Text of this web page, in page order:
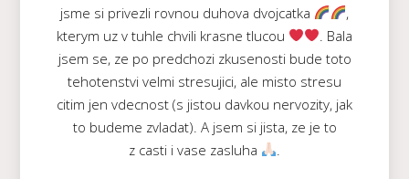
jsme si privezli rovnou duhova dvojcatka
,
kterym uz v tuhle chvili krasne tlucou
. Bala
jsem se, ze po predchozi zkusenosti bude toto
tehotenstvi velmi stresujici, ale misto stresu
citim jen vdecnost (s jistou davkou nervozity, jak
to budeme zvladat). A jsem si jista, ze je to
z casti i vase zasluha